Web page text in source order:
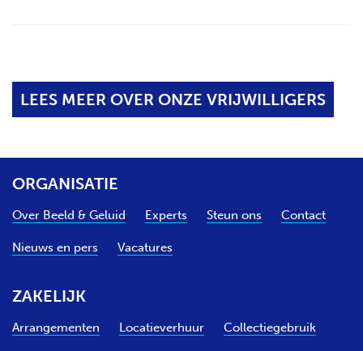
LEES MEER OVER ONZE VRIJWILLIGERS
ORGANISATIE
Over Beeld & Geluid Experts Steun ons Contact
Nieuws en pers Vacatures
ZAKELIJK
Arrangementen Locatieverhuur Collectiegebruik